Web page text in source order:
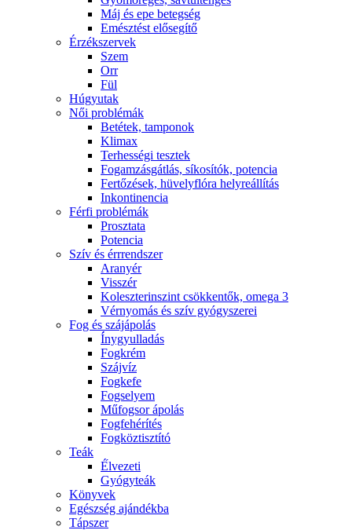
Máj és epe betegség
Emésztést elősegítő
Érzékszervek
Szem
Orr
Fül
Húgyutak
Női problémák
Betétek, tamponok
Klimax
Terhességi tesztek
Fogamzásgátlás, síkosítók, potencia
Fertőzések, hüvelyflóra helyreállítás
Inkontinencia
Férfi problémák
Prosztata
Potencia
Szív és érrrendszer
Aranyér
Visszér
Koleszterinszint csökkentők, omega 3
Vérnyomás és szív gyógyszerei
Fog és szájápolás
Í́nygyulladás
Fogkrém
Szájvíz
Fogkefe
Fogselyem
Műfogsor ápolás
Fogfehérítés
Fogköztisztító
Teák
É́lvezeti
Gyógyteák
Könyvek
Egészség ajándékba
Tápszer